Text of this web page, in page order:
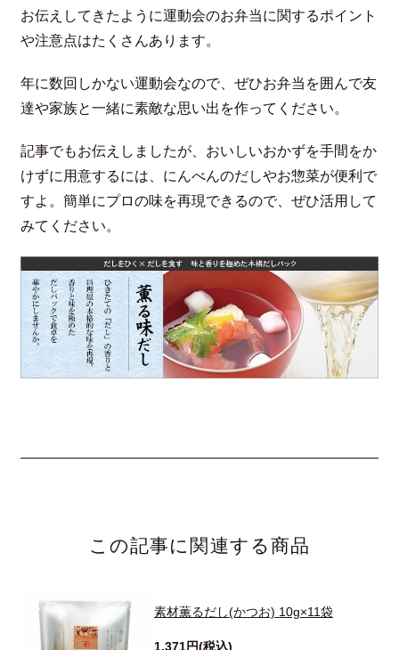
お伝えしてきたように運動会のお弁当に関するポイント
や注意点はたくさんあります。
年に数回しかない運動会なので、ぜひお弁当を囲んで友
達や家族と一緒に素敵な思い出を作ってください。
記事でもお伝えしましたが、おいしいおかずを手間をか
けずに用意するには、にんべんのだしやお惣菜が便利で
すよ。簡単にプロの味を再現できるので、ぜひ活用して
みてください。
この記事に関連する商品
素材薫るだし(かつお) 10g×11袋
1,371円(税込)